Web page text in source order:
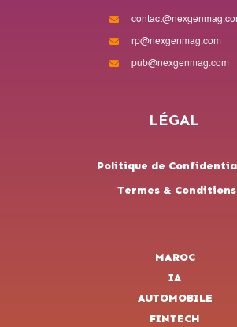
rp@nexgenmag.com
pub@nexgenmag.com
LÉGAL
Politique de
Termes & Conditions
MAROC
IA
AUTOMOBILE
FINTECH